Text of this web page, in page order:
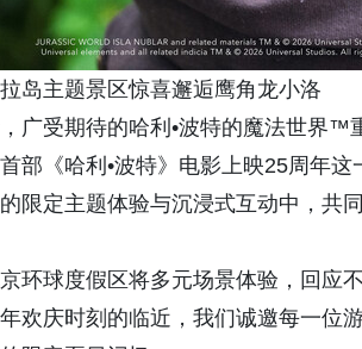
岛主题景区惊喜邂逅鹰角龙小洛
广受期待的哈利•波特的魔法世界
部《哈利•波特》电影上映25周年
限定主题体验与沉浸式互动中，共
环球度假区将多元场景体验，回应
欢庆时刻的临近，我们诚邀每一位